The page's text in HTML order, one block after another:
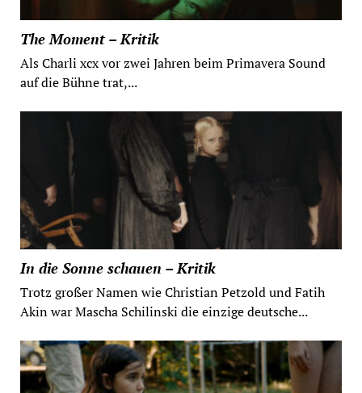
The Moment – Kritik
Als Charli xcx vor zwei Jahren beim Primavera Sound
auf die Bühne trat,...
In die Sonne schauen – Kritik
Trotz großer Namen wie Christian Petzold und Fatih
Akin war Mascha Schilinski die einzige deutsche...